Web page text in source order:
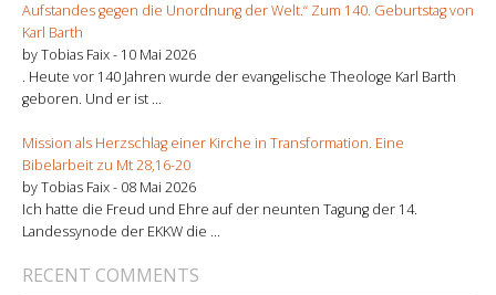
Aufstandes gegen die Unordnung der Welt.“ Zum 140. Geburtstag von
Karl Barth
by Tobias Faix - 10 Mai 2026
. Heute vor 140 Jahren wurde der evangelische Theologe Karl Barth
geboren. Und er ist ...
Mission als Herzschlag einer Kirche in Transformation. Eine
Bibelarbeit zu Mt 28,16-20
by Tobias Faix - 08 Mai 2026
Ich hatte die Freud und Ehre auf der neunten Tagung der 14.
Landessynode der EKKW die ...
RECENT COMMENTS